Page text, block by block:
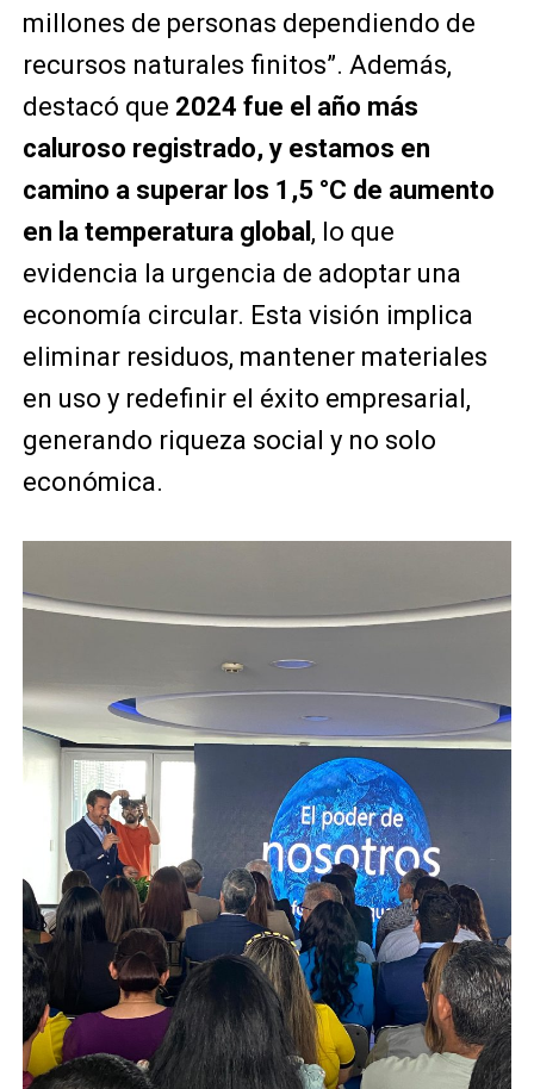
millones de personas dependiendo de
recursos naturales finitos”. Además,
destacó que 2024 fue el año más
caluroso registrado, y estamos en
camino a superar los 1,5 °C de aumento
en la temperatura global , lo que
evidencia la urgencia de adoptar una
economía circular. Esta visión implica
eliminar residuos, mantener materiales
en uso y redefinir el éxito empresarial,
generando riqueza social y no solo
económica.